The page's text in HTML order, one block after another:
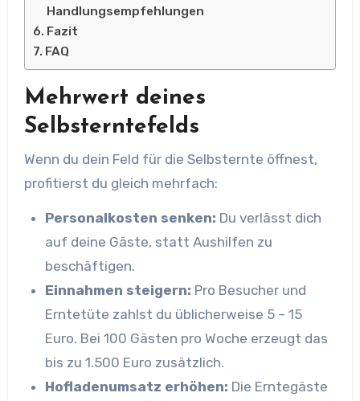
Handlungsempfehlungen
Fazit
FAQ
Mehrwert deines
Selbsterntefelds
Wenn du dein Feld für die Selbsternte öffnest,
profitierst du gleich mehrfach:
Personalkosten senken: Du verlässt dich
auf deine Gäste, statt Aushilfen zu
beschäftigen.
Einnahmen steigern: Pro Besucher und
Erntetüte zahlst du üblicherweise 5 – 15
Euro. Bei 100 Gästen pro Woche erzeugt das
bis zu 1.500 Euro zusätzlich.
Hofladenumsatz erhöhen: Die Erntegäste